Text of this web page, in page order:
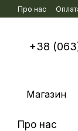
Перейти к
Про нас
+38
Магазин
Про нас